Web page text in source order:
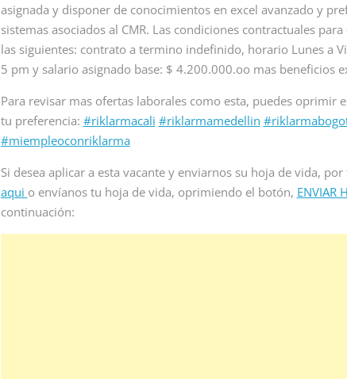
asignada y disponer de conocimientos en excel avanzado y
sistemas asociados al CMR. Las condiciones contractuales
las siguientes: contrato a termino indefinido, horario Lunes a
5 pm y salario asignado base: $ 4.200.000.oo mas beneficios
Para revisar mas ofertas laborales como esta, puedes oprimir
tu preferencia: #riklarmacali #riklarmamedellin
#miempleoconriklarma
Si desea aplicar a esta vacante y enviarnos su hoja de vida,
aqui o envíanos tu hoja de vida, oprimiendo el botón, ENVIAR
continuación: